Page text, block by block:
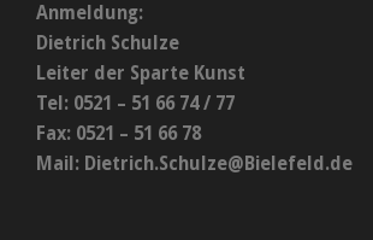
Anmeldung:
Dietrich Schulze
Leiter der Sparte Kunst
Tel: 0521 – 51 66 74 / 77
Fax: 0521 – 51 66 78
Mail: Dietrich.Schulze@Bielefeld.de